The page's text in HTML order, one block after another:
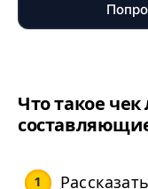
Что такое